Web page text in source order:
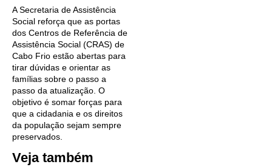
A Secretaria de Assistência
Social reforça que as portas
dos Centros de Referência de
Assistência Social (CRAS) de
Cabo Frio estão abertas para
tirar dúvidas e orientar as
famílias sobre o passo a
passo da atualização. O
objetivo é somar forças para
que a cidadania e os direitos
da população sejam sempre
preservados.
Veja também